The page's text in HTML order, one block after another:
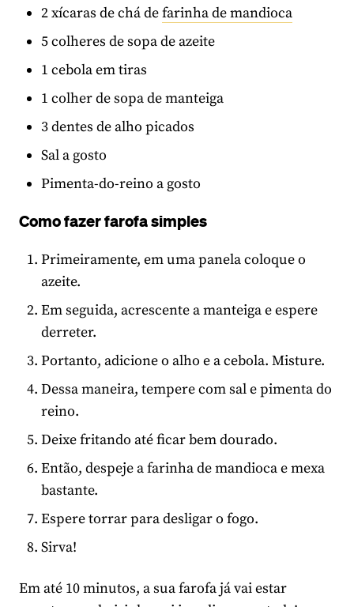
2 xícaras de chá defarinha de mandioca
5 colheres de sopa de azeite
1 cebola em tiras
1 colher de sopa de manteiga
3 dentes de alho picados
Sal a gosto
Pimenta-do-reino a gosto
Como fazer farofa simples
Primeiramente, em uma panela coloque o
azeite.
Em seguida, acrescente a manteiga e espere
derreter.
Portanto, adicione o alho e a cebola. Misture.
Dessa maneira, tempere com sal e pimenta do
reino.
Deixe fritando até ficar bem dourado.
Então, despeje a farinha de mandioca e mexa
bastante.
Espere torrar para desligar o fogo.
Sirva!
Em até 10 minutos, a sua farofa já vai estar